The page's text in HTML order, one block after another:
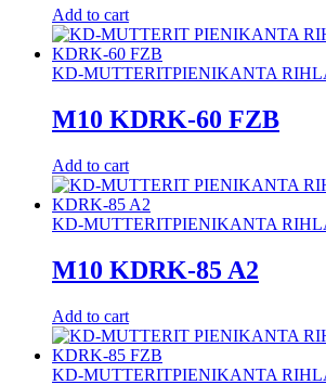
Add to cart
KD-MUTTERITPIENIKANTA
M10 KDRK-60 FZB
Add to cart
KD-MUTTERITPIENIKANTA
M10 KDRK-85 A2
Add to cart
KD-MUTTERITPIENIKANTA